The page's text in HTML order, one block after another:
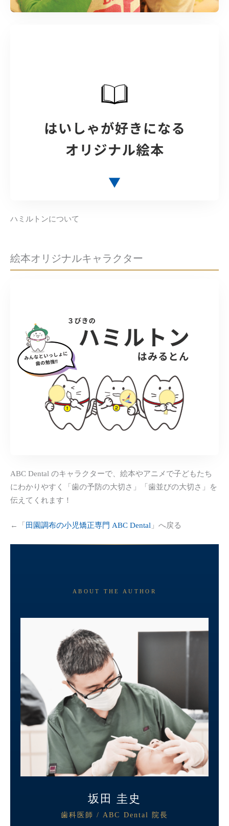
ハミルトンについて
絵本オリジナルキャラクター
ABC Dental のキャラクターで、絵本やアニメで子どもたち
にわかりやすく「歯の予防の大切さ」「歯並びの大切さ」を
伝えてくれます！
←「 田園調布の小児矯正専門 ABC Dental 」へ戻る
ABOUT THE AUTHOR
坂田 圭史
歯科医師 / ABC Dental 院長